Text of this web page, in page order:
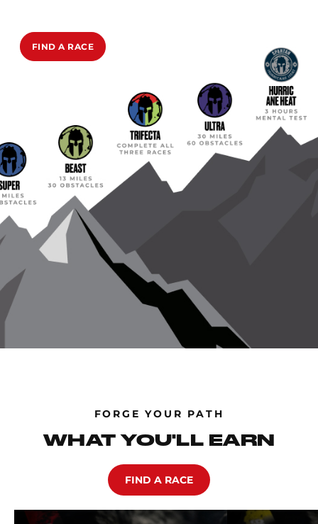
FIND A RACE
FORGE YOUR PATH
WHAT YOU'LL EARN
FIND A RACE